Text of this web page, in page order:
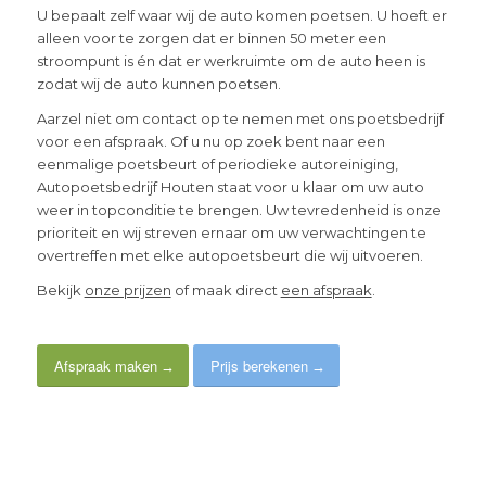
U bepaalt zelf waar wij de auto komen poetsen. U hoeft er
alleen voor te zorgen dat er binnen 50 meter een
stroompunt is én dat er werkruimte om de auto heen is
zodat wij de auto kunnen poetsen.
Aarzel niet om contact op te nemen met ons poetsbedrijf
voor een afspraak. Of u nu op zoek bent naar een
eenmalige poetsbeurt of periodieke autoreiniging,
Autopoetsbedrijf Houten staat voor u klaar om uw auto
weer in topconditie te brengen. Uw tevredenheid is onze
prioriteit en wij streven ernaar om uw verwachtingen te
overtreffen met elke autopoetsbeurt die wij uitvoeren.
Bekijk onze prijzen of maak direct een afspraak.
Afspraak maken Prijs berekenen